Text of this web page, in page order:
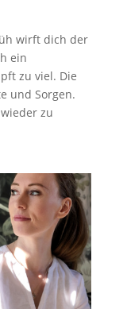
wirft dich der
ein
zu viel. Die
und Sorgen.
zu